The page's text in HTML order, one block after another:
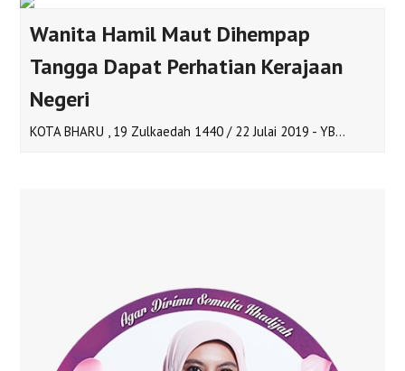
Wanita Hamil Maut Dihempap
Tangga Dapat Perhatian Kerajaan
Negeri
KOTA BHARU , 19 Zulkaedah 1440 / 22 Julai 2019 - YB…